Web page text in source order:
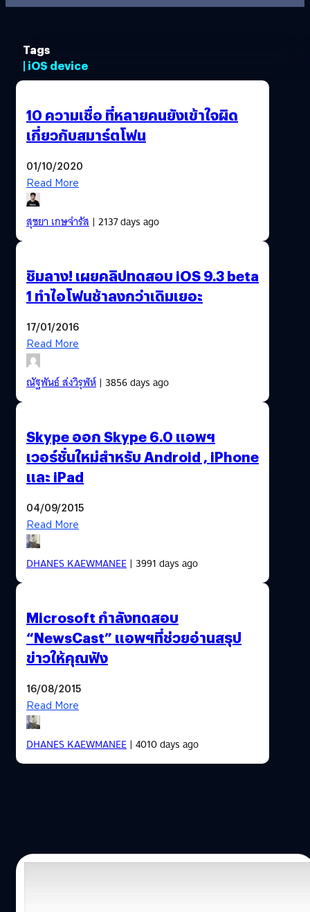
Tags
| iOS device
10 ความเชื่อ ที่หลายคนยังเข้าใจผิด
เกี่ยวกับสมาร์ตโฟน
01/10/2020
Read More
สุชยา เกษจำรัส| 2137 days ago
ชิมลาง! เผยคลิปทดสอบ iOS 9.3 beta
1 ทำไอโฟนช้าลงกว่าเดิมเยอะ
17/01/2016
Read More
ณัฐพันธ์ ส่งวิรุฬห์| 3856 days ago
Skype ออก Skype 6.0 แอพฯ
เวอร์ชั่นใหม่สำหรับ Android , iPhone
และ iPad
04/09/2015
Read More
DHANES KAEWMANEE| 3991 days ago
Microsoft กำลังทดสอบ
“NewsCast” แอพฯที่ช่วยอ่านสรุป
ข่าวให้คุณฟัง
16/08/2015
Read More
DHANES KAEWMANEE| 4010 days ago